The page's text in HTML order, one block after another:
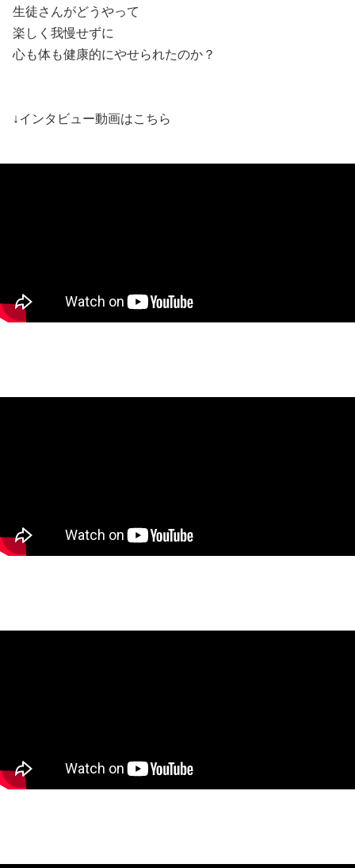
生徒さんがどうやって
楽しく我慢せずに
心も体も健康的にやせられたのか？
↓インタビュー動画はこちら